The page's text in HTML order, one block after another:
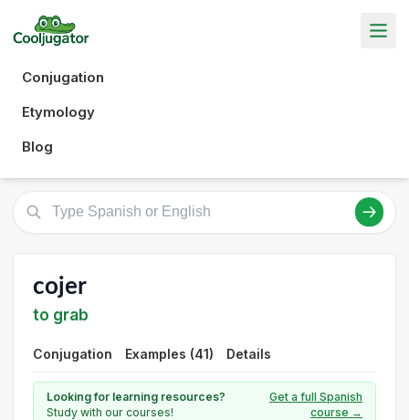
Conjugation
Etymology
Blog
cojer
to grab
Conjugation Examples (41) Details
Looking for learning resources?
Study with our courses!
Get a full Spanish
course →